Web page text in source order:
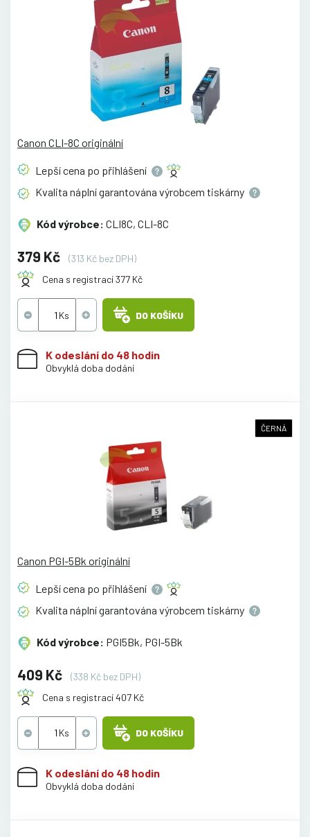
Canon CLI-8C originální
Lepší cena po přihlášení
Kvalita náplní garantována výrobcem tiskárny
Kód výrobce: CLI8C, CLI-8C
379 Kč
(313 Kč bez DPH)
Cena s registrací 377 Kč
DO KOŠÍKU
K odeslání do 48 hodin
Obvyklá doba dodání
ČERNÁ
Canon PGI-5Bk originální
Lepší cena po přihlášení
Kvalita náplní garantována výrobcem tiskárny
Kód výrobce: PGI5Bk, PGI-5Bk
409 Kč
(338 Kč bez DPH)
Cena s registrací 407 Kč
DO KOŠÍKU
K odeslání do 48 hodin
Obvyklá doba dodání